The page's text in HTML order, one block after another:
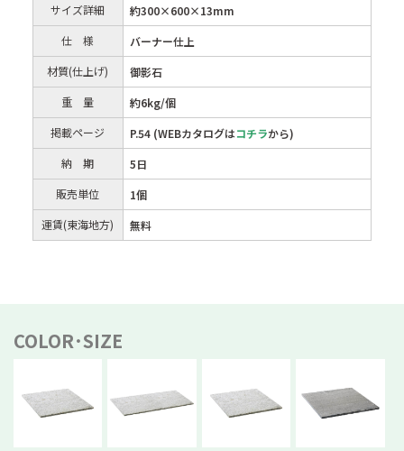
サイズ詳細
約300×600×13mm
仕 様
バーナー仕上
材質(仕上げ)
御影石
重 量
約6kg/個
掲載ページ
P.54 (WEBカタログはコチラから)
納 期
5日
販売単位
1個
運賃(東海地方)
無料
COLOR･SIZE